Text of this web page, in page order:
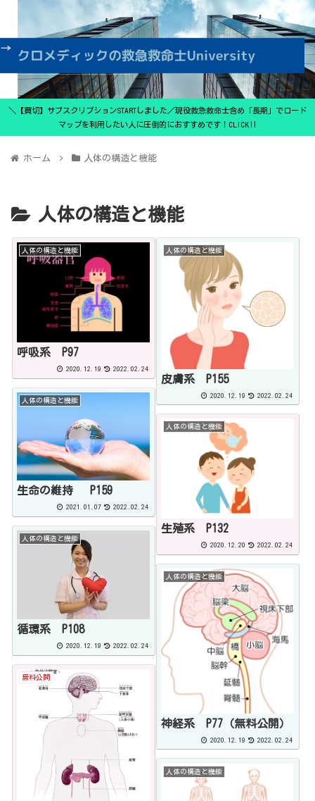
＼【買切】サブスクリプションSTARTしました／現役救急救命士含め「長期」でロード
マップを利用したい人に圧倒的におすすめです！CLICK‼
ホーム 人体の構造と機能
人体の構造と機能
人体の構造と機能
呼吸系 P97
2020.12.19 2022.02.24
人体の構造と機能
皮膚系 P155
2020.12.19 2022.02.24
人体の構造と機能
生命の維持 P159
2021.01.07 2022.02.24
人体の構造と機能
生殖系 P132
2020.12.20 2022.02.24
人体の構造と機能
循環系 P108
2020.12.19 2022.02.24
人体の構造と機能
神経系 P77（無料公開）
2020.12.19 2022.02.24
無料公開
人体の構造と機能